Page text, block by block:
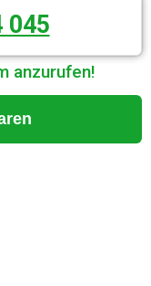
045
anzurufen!